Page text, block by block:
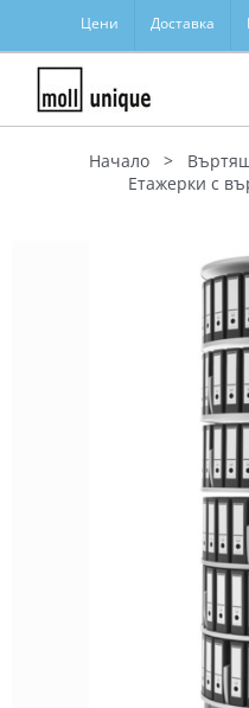
to
content
Цени Доставка
Начало >
Етажерки с